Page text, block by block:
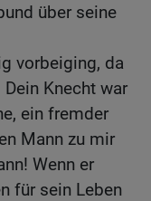
über seine
vorbeiging, da
Knecht war
ein fremder
Mann zu mir
Wenn er
für sein Leben